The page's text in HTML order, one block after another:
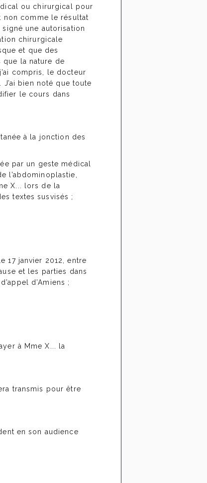
ou chirurgical pour
non comme le résultat
signé une autorisation
chirurgicale
et que des
que la nature de
compris, le docteur
bien noté que toute
le cours dans
à la jonction des
par un geste médical
l’abdominoplastie,
X... lors de la
textes susvisés ;
17 janvier 2012, entre
et les parties dans
d’Amiens ;
à Mme X... la
transmis pour être
en son audience